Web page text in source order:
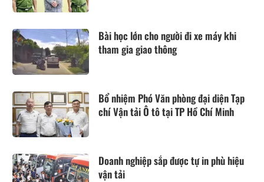
Bài học lớn cho người đi xe máy khi
tham gia giao thông
Bổ nhiệm Phó Văn phòng đại diện Tạp
chí Vận tải Ô tô tại TP Hồ Chí Minh
Doanh nghiệp sắp được tự in phù hiệu
vận tải